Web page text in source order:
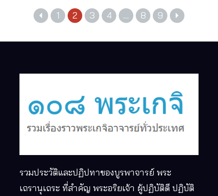
1 2 3 4 … 8 9
รวมประวัติและปฏิปทาของบูรพาจารย์ พระ
เถรานุเถระ ที่สำคัญ พระอริยเจ้า ผู้ปฏิบัติดี ปฏิบัติ